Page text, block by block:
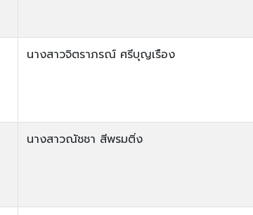
นางสาวจิตราภรณ์ ศรีบุญเรือง
นางสาวณัชชา สีพรมติ่ง